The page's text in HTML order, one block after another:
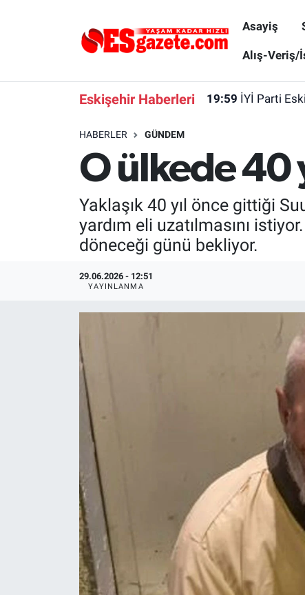
Asayiş
Alış-Veriş/
Eskişehir Haberleri 19:59 İYİ Parti
HABERLER GÜNDEM
O ülkede 40
Yaklaşık 40 yıl önce gittiği
yardım eli uzatılmasını
döneceği günü bekliyor.
29.06.2026 - 12:51
YAYINLANMA
Gündem
Eskişehirspor Arşivi
Röportaj
Politika
Magazin
Eskişehir Nöbetçi Eczaneler
Süper Lig Puan Durumu ve Fikstür
Son Dakika Haberleri